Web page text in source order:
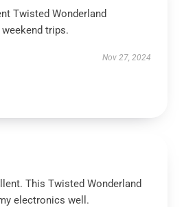
Twisted Wonderland
trips.
Nov 27, 2024
This Twisted Wonderland
electronics well.